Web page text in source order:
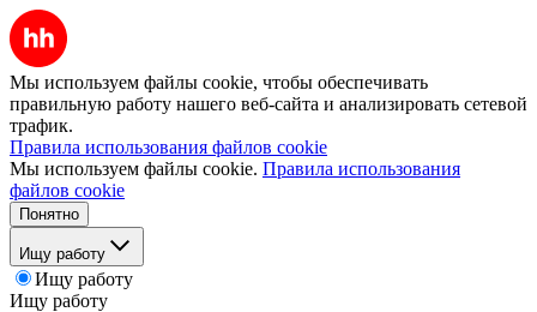
Мы используем файлы cookie, чтобы обеспечивать
правильную работу нашего веб-сайта и анализировать сетевой
трафик.
Правила использования файлов cookie
Мы используем файлы cookie. Правила использования
файлов cookie
Понятно
Ищу работу
Ищу работу
Ищу работу